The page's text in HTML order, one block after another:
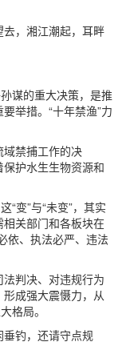
，湘江潮起，耳畔
谋的重大决策，是推
举措。“十年禁渔”力
禁捕工作的决
护水生生物资源和
“变”与“未变”，其实
关部门和各板块在
依、执法必严、违法
判决、对违规行为
成强大震慑力，从
格局。
钓，还请守点规